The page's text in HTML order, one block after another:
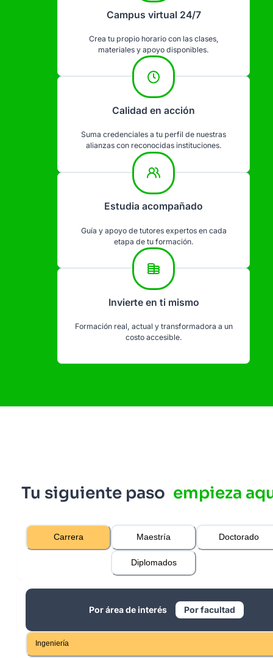
Campus virtual 24/7
Crea tu propio horario con las clases,
materiales y apoyo disponibles.
Calidad en acción
Suma credenciales a tu perfil de nuestras
alianzas con reconocidas instituciones.
Estudia acompañado
Guía y apoyo de tutores expertos en cada
etapa de tu formación.
Invierte en ti mismo
Formación real, actual y transformadora a un
costo accesible.
Tu siguiente paso empieza
Carrera Maestría Doctorado
Diplomados
Por área de interés Por facultad
Ingeniería